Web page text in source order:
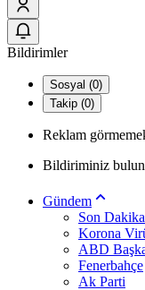
Bildirimler
Sosyal (0)
Takip (0)
Reklam
Bildiriminiz
Gündem
Son Dakika
Korona
ABD
Fenerbahçe
Ak Parti